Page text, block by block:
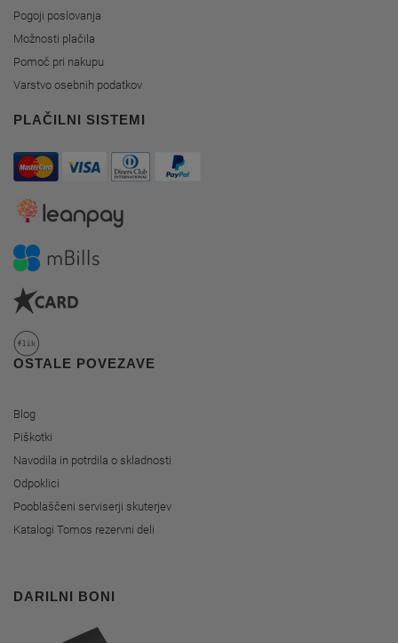
Pogoji poslovanja
Možnosti plačila
Pomoč pri nakupu
Varstvo osebnih podatkov
PLAČILNI SISTEMI
OSTALE POVEZAVE
Blog
Piškotki
Navodila in potrdila o skladnosti
Odpoklici
Pooblaščeni serviserji skuterjev
Katalogi Tomos rezervni deli
DARILNI BONI